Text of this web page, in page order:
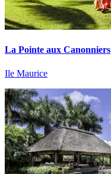
La Pointe aux Canonniers
Ile Maurice